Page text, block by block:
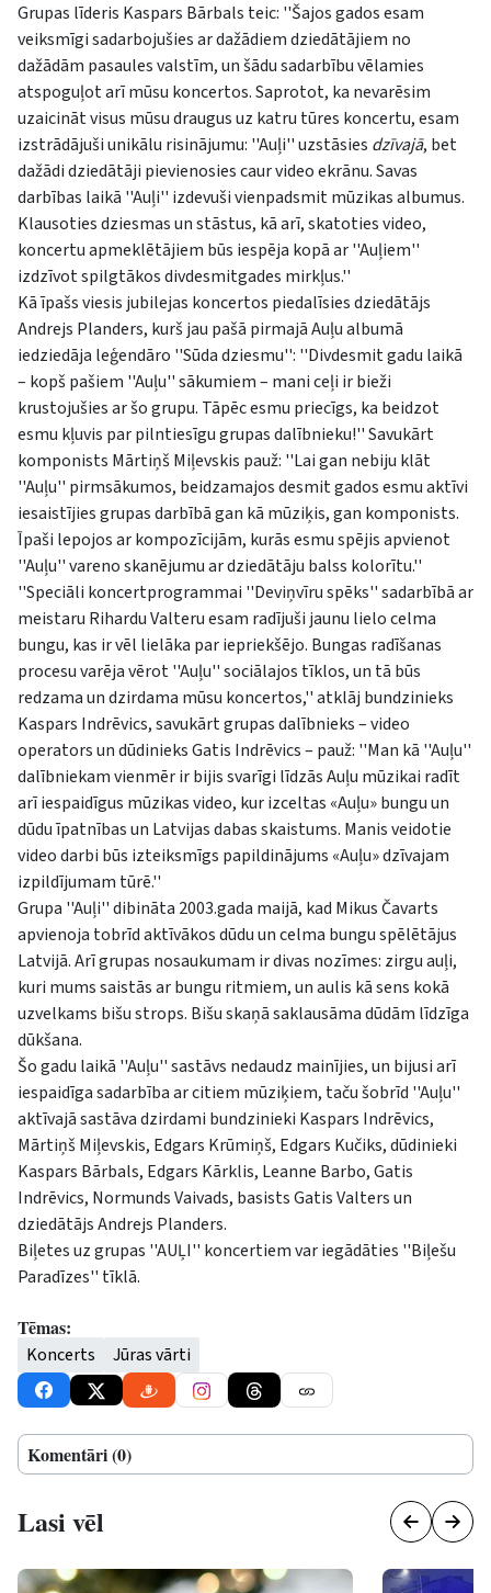
Grupas līderis Kaspars Bārbals teic: ''Šajos gados esam
veiksmīgi sadarbojušies ar dažādiem dziedātājiem no
dažādām pasaules valstīm, un šādu sadarbību vēlamies
atspoguļot arī mūsu koncertos. Saprotot, ka nevarēsim
uzaicināt visus mūsu draugus uz katru tūres koncertu, esam
izstrādājuši unikālu risinājumu: ''Auļi'' uzstāsies dzīvajā, bet
dažādi dziedātāji pievienosies caur video ekrānu. Savas
darbības laikā ''Auļi'' izdevuši vienpadsmit mūzikas albumus.
Klausoties dziesmas un stāstus, kā arī, skatoties video,
koncertu apmeklētājiem būs iespēja kopā ar ''Auļiem''
izdzīvot spilgtākos divdesmitgades mirkļus.''
Kā īpašs viesis jubilejas koncertos piedalīsies dziedātājs
Andrejs Planders, kurš jau pašā pirmajā Auļu albumā
iedziedāja leģendāro ''Sūda dziesmu'': ''Divdesmit gadu laikā
– kopš pašiem ''Auļu'' sākumiem – mani ceļi ir bieži
krustojušies ar šo grupu. Tāpēc esmu priecīgs, ka beidzot
esmu kļuvis par pilntiesīgu grupas dalībnieku!'' Savukārt
komponists Mārtiņš Miļevskis pauž: ''Lai gan nebiju klāt
''Auļu'' pirmsākumos, beidzamajos desmit gados esmu aktīvi
iesaistījies grupas darbībā gan kā mūziķis, gan komponists.
Īpaši lepojos ar kompozīcijām, kurās esmu spējis apvienot
''Auļu'' vareno skanējumu ar dziedātāju balss kolorītu.''
''Speciāli koncertprogrammai ''Deviņvīru spēks'' sadarbībā ar
meistaru Rihardu Valteru esam radījuši jaunu lielo celma
bungu, kas ir vēl lielāka par iepriekšējo. Bungas radīšanas
procesu varēja vērot ''Auļu'' sociālajos tīklos, un tā būs
redzama un dzirdama mūsu koncertos,'' atklāj bundzinieks
Kaspars Indrēvics, savukārt grupas dalībnieks – video
operators un dūdinieks Gatis Indrēvics – pauž: ''Man kā ''Auļu''
dalībniekam vienmēr ir bijis svarīgi līdzās Auļu mūzikai radīt
arī iespaidīgus mūzikas video, kur izceltas «Auļu» bungu un
dūdu īpatnības un Latvijas dabas skaistums. Manis veidotie
video darbi būs izteiksmīgs papildinājums «Auļu» dzīvajam
izpildījumam tūrē.''
Grupa ''Auļi'' dibināta 2003.gada maijā, kad Mikus Čavarts
apvienoja tobrīd aktīvākos dūdu un celma bungu spēlētājus
Latvijā. Arī grupas nosaukumam ir divas nozīmes: zirgu auļi,
kuri mums saistās ar bungu ritmiem, un aulis kā sens kokā
uzvelkams bišu strops. Bišu skaņā saklausāma dūdām līdzīga
dūkšana.
Šo gadu laikā ''Auļu'' sastāvs nedaudz mainījies, un bijusi arī
iespaidīga sadarbība ar citiem mūziķiem, taču šobrīd ''Auļu''
aktīvajā sastāva dzirdami bundzinieki Kaspars Indrēvics,
Mārtiņš Miļevskis, Edgars Krūmiņš, Edgars Kučiks, dūdinieki
Kaspars Bārbals, Edgars Kārklis, Leanne Barbo, Gatis
Indrēvics, Normunds Vaivads, basists Gatis Valters un
dziedātājs Andrejs Planders.
Biļetes uz grupas ''AUĻI'' koncertiem var iegādāties ''Biļešu
Paradīzes'' tīklā.
Tēmas:
Koncerts Jūras vārti
Komentāri (0)
Lasi vēl